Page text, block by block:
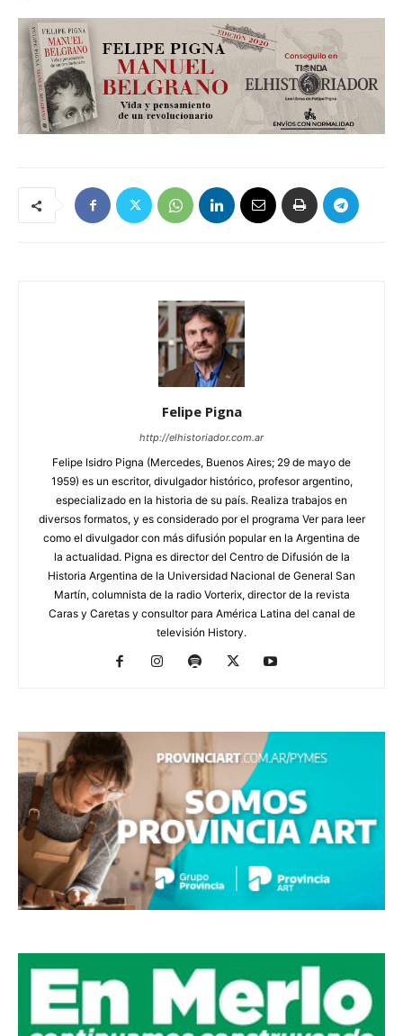
Felipe Pigna
http://elhistoriador.com.ar
Felipe Isidro Pigna (Mercedes, Buenos Aires; 29 de mayo de
1959) es un escritor, divulgador histórico, profesor argentino,
especializado en la historia de su país. Realiza trabajos en
diversos formatos, y es considerado por el programa Ver para leer
como el divulgador con más difusión popular en la Argentina de
la actualidad. Pigna es director del Centro de Difusión de la
Historia Argentina de la Universidad Nacional de General San
Martín, columnista de la radio Vorterix, director de la revista
Caras y Caretas y consultor para América Latina del canal de
televisión History.